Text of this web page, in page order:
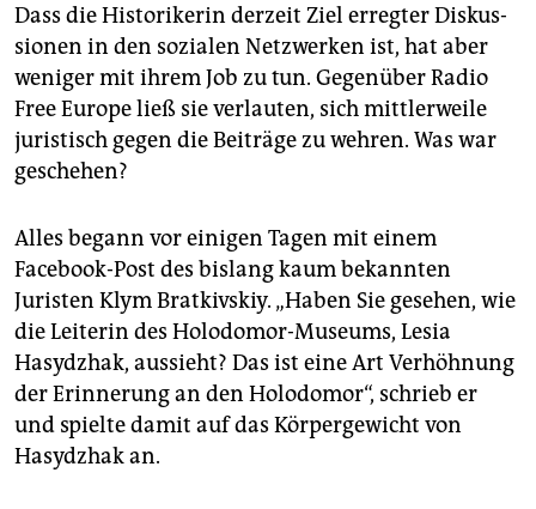
genossenschaft
epaper login
Dass die Historikerin derzeit Ziel erregter Diskus­
sionen in den sozialen Netzwerken ist, hat aber
weniger mit ihrem Job zu tun. Gegenüber Radio
Free Europe ließ sie verlauten, sich mittlerweile
juristisch gegen die Beiträge zu wehren. Was war
geschehen?
Alles begann vor einigen Tagen mit einem
Facebook-Post des bislang kaum bekannten
Juristen Klym Bratkivskiy. „Haben Sie gesehen, wie
die Leiterin des Holodomor-Museums, Lesia
Hasydzhak, aussieht? Das ist eine Art Verhöhnung
der Erinnerung an den Holodomor“, schrieb er
und spielte damit auf das Körpergewicht von
Hasydzhak an.